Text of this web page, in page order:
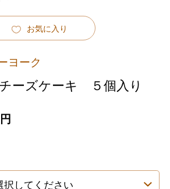
お気に入り
ヨーク
ーズケーキ ５個入り
円